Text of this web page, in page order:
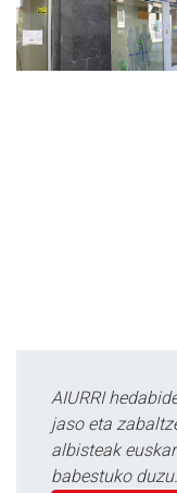
AIURRI
jaso eta
albisteak
babestuko duzu.